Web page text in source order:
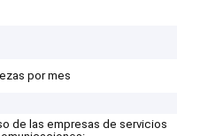
por mes
de las empresas de servicios